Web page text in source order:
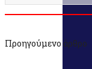
Προηγούμενο άρθρο